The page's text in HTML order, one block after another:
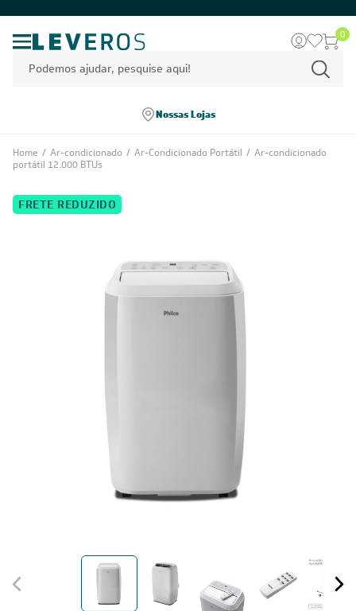
0
Nossas Lojas
Home / Ar-condicionado / Ar-Condicionado Portátil / Ar-condicionado
portátil 12.000 BTUs
FRETE REDUZIDO